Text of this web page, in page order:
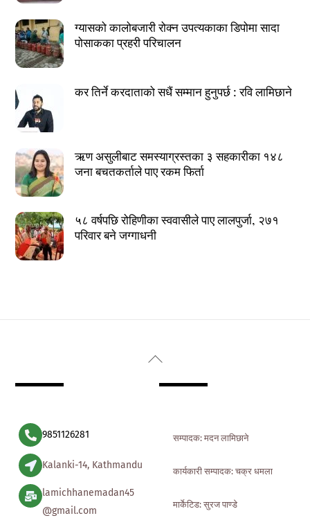
ग्यासको कालोबजारी रोक्न उपत्यकाका डिपोमा सादा
पोसाकका प्रहरी परिचालन
कर तिर्ने करदाताको सधैं सम्मान हुनुपर्छ : रवि लामिछाने
ऋण असुलीबाट समस्याग्रस्तका ३ सहकारीका १४८
जना बचतकर्ताले पाए रकम फिर्ता
५८ वर्षपछि रोहिणीका स्ववासीले पाए लालपुर्जा, २७१
परिवार बने जग्गाधनी
Back
9851126281
Kalanki-14, Kathmandu
lamichhanemadan45
@gmail.com
सम्पादक: मदन लामिछाने
कार्यकारी सम्पादक: चक्र धमला
मार्केटिड: सुरज पाण्डे